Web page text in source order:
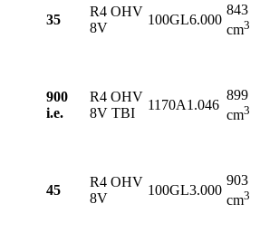
35
R4 OHV
8V
100GL6.000
843
cm3
900
i.e.
R4 OHV
8V TBI
1170A1.046
899
cm3
45
R4 OHV
8V
100GL3.000
903
cm3